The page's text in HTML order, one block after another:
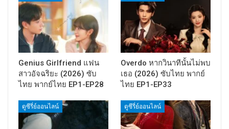
Genius Girlfriend แฟน
สาวอัจฉริยะ (2026) ซับ
ไทย พากย์ไทย EP1-EP28
Overdo หากวินาทีนั้นไม่พบ
เธอ (2026) ซับไทย พากย์
ไทย EP1-EP33
ดูซีรี่ย์ออนไลน์ ดูซีรี่ย์ออนไลน์